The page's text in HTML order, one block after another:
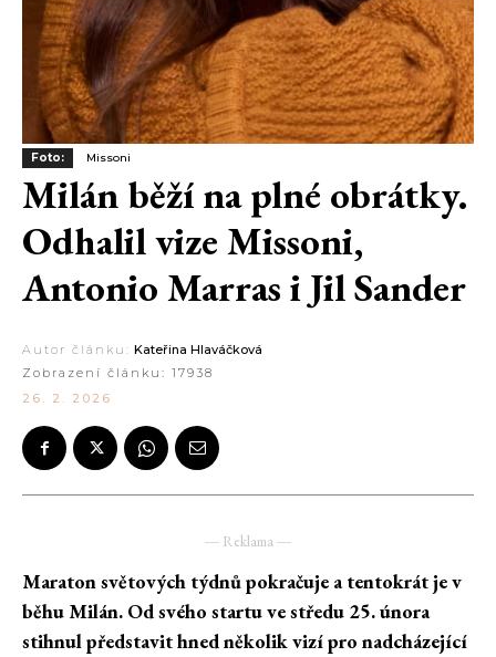
Foto: Missoni
Milán běží na plné obrátky.
Odhalil vize Missoni,
Antonio Marras i Jil Sander
Autor článku: Kateřina Hlaváčková
Zobrazení článku: 17938
26. 2. 2026
― Reklama ―
Maraton světových týdnů pokračuje a tentokrát je v
běhu Milán. Od svého startu ve středu 25. února
stihnul představit hned několik vizí pro nadcházející